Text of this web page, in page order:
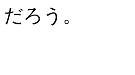
だろう。